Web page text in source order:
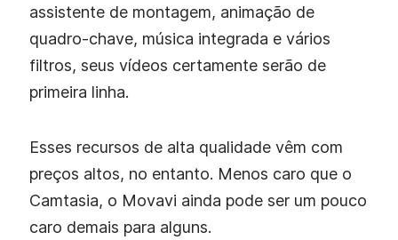
assistente de montagem, animação de
quadro-chave, música integrada e vários
filtros, seus vídeos certamente serão de
primeira linha.
Esses recursos de alta qualidade vêm com
preços altos, no entanto. Menos caro que o
Camtasia, o Movavi ainda pode ser um pouco
caro demais para alguns.